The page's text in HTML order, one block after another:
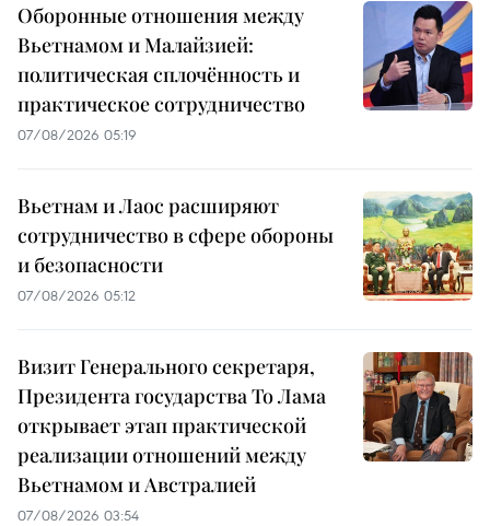
Оборонные отношения между
Вьетнамом и Малайзией:
политическая сплочённость и
практическое сотрудничество
07/08/2026 05:19
Вьетнам и Лаос расширяют
сотрудничество в сфере обороны
и безопасности
07/08/2026 05:12
Визит Генерального секретаря,
Президента государства То Лама
открывает этап практической
реализации отношений между
Вьетнамом и Австралией
07/08/2026 03:54